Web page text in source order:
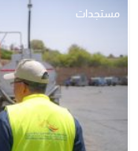
مستجدات